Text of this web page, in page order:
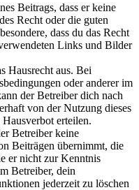
Beitrags, dass er keine
Recht oder die guten
dass du das Recht
Links und Bilder
Hausrecht aus. Bei
oder anderer im
der Betreiber dich nach
von der Nutzung dieses
erteilen.
Betreiber keine
Beiträgen übernimmt, die
er nicht zur Kenntnis
Betreiber, dein
jederzeit zu löschen